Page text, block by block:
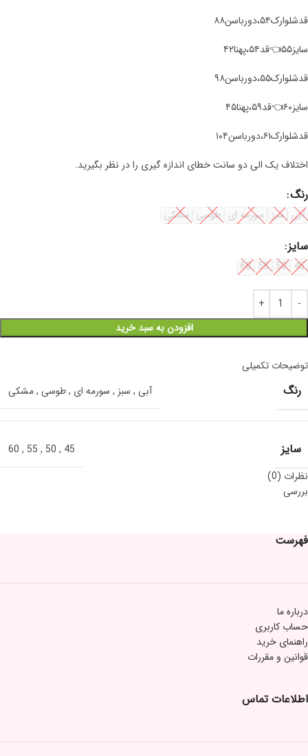
قدشلوارک۵۴،دورباسن۸۸
سایز۵۵👈قد۵۴،پهنا۴۲
قدشلوارک۵۵،دورباسن۹۸
سایز۶۰👈قد۵۹،پهنا۴۵
قدشلوارک۶۱،دورباسن۱۰۴
اختلاف یک الی دو سانت خطای اندازه گیری را در نظر بگیرید.
رنگ
آبی سبز سورمه ای طوسی مشکی
سایز
45
50
55
60
افزودن به سبد خرید
توضیحات تکمیلی
رنگ آبی , سبز , سورمه ای ,طوسی ,مشکی
سایز 45
,
50
,
55
,
60
نظرات (0)
بررسی
فهرست
درباره ما
حساب کاربری
راهنمای خرید
قوانین و مقررات
اطلاعات تماس